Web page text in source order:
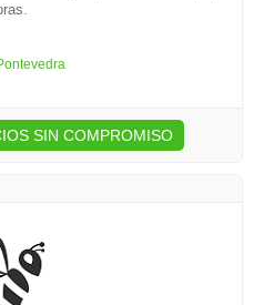
SIN COMPROMISO